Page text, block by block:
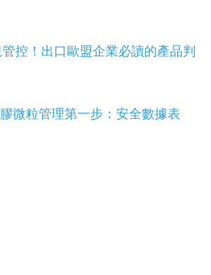
控！出口歐盟企業必讀的產品判
微粒管理第一步：安全數據表